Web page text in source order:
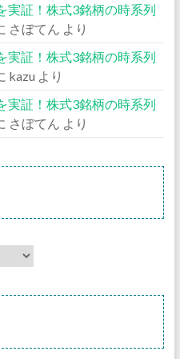
実証！株式3銘柄の時系列
さぼてん
より
実証！株式3銘柄の時系列
kazu より
実証！株式3銘柄の時系列
さぼてん より